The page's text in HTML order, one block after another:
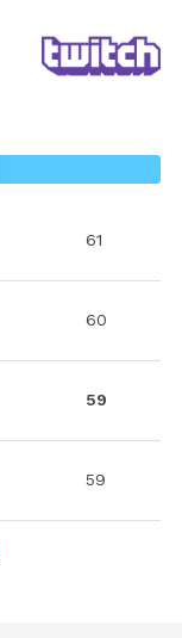
61
60
59
59